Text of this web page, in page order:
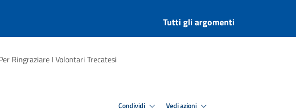
Tutti gli argomenti
Ringraziare I Volontari Trecatesi
Condividi Vedi azioni